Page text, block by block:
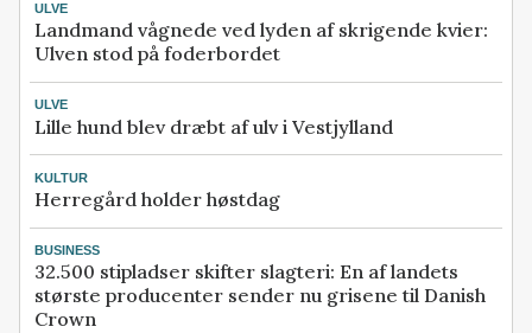
ULVE
Landmand vågnede ved lyden af skrigende kvier:
Ulven stod på foderbordet
ULVE
Lille hund blev dræbt af ulv i Vestjylland
KULTUR
Herregård holder høstdag
BUSINESS
32.500 stipladser skifter slagteri: En af landets
største producenter sender nu grisene til Danish
Crown